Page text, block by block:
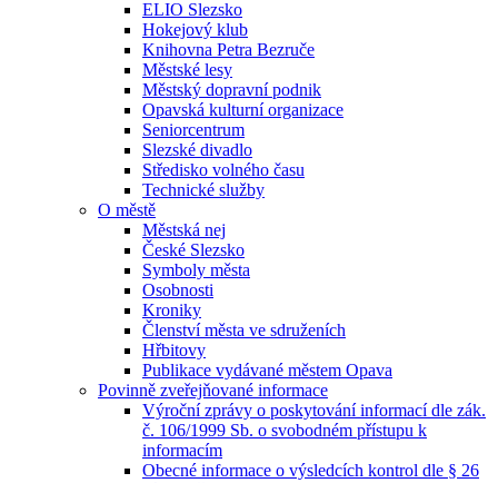
ELIO Slezsko
Hokejový klub
Knihovna Petra Bezruče
Městské lesy
Městský dopravní podnik
Opavská kulturní organizace
Seniorcentrum
Slezské divadlo
Středisko volného času
Technické služby
O městě
Městská nej
České Slezsko
Symboly města
Osobnosti
Kroniky
Členství města ve sdruženích
Hřbitovy
Publikace vydávané městem Opava
Povinně zveřejňované informace
Výroční zprávy o poskytování informací dle zák.
č. 106/1999 Sb. o svobodném přístupu k
informacím
Obecné informace o výsledcích kontrol dle § 26